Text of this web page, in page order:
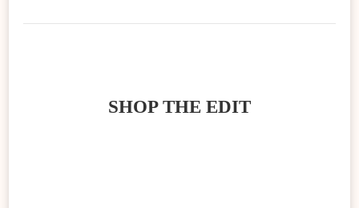
SHOP THE EDIT